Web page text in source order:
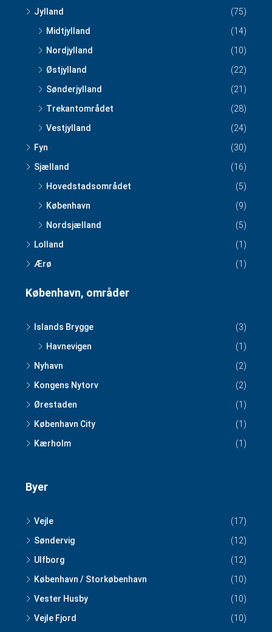
Jylland
(75)
Midtjylland
(14)
Nordjylland
(10)
Østjylland
(22)
Sønderjylland
(21)
Trekantområdet
(28)
Vestjylland
(24)
Fyn
(30)
Sjælland
(16)
Hovedstadsområdet
(5)
København
(9)
Nordsjælland
(5)
Lolland
(1)
Ærø
(1)
København, områder
Islands Brygge
(3)
Havnevigen
(1)
Nyhavn
(2)
Kongens Nytorv
(2)
Ørestaden
(1)
København City
(1)
Kærholm
(1)
Byer
Vejle
(17)
Søndervig
(12)
Ulfborg
(12)
København / Storkøbenhavn
(10)
Vester Husby
(10)
Vejle Fjord
(10)